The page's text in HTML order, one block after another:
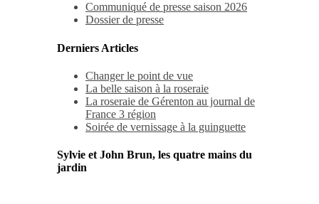
Communiqué de presse saison 2026
Dossier de presse
Derniers Articles
Changer le point de vue
La belle saison à la roseraie
La roseraie de Gérenton au journal de
France 3 région
Soirée de vernissage à la guinguette
Sylvie et John Brun, les quatre mains du
jardin